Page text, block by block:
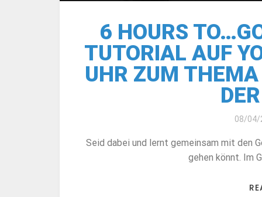
6 HOURS
TUTORIAL AUF
UHR ZUM
08/04/
Seid dabei und lernt gemeinsam mit den
gehen könnt. Im